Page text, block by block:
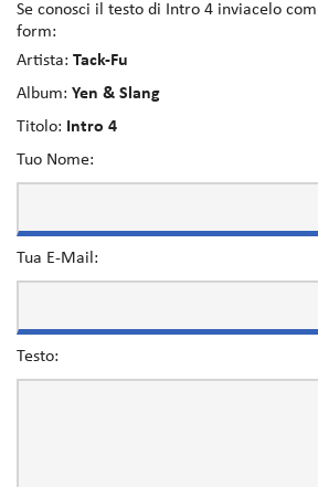
Se conosci il testo di Intro 4 inviacelo
form:
Artista: Tack-Fu
Album: Yen & Slang
Titolo:
Intro 4
Tuo Nome:
Tua E-Mail:
Testo: